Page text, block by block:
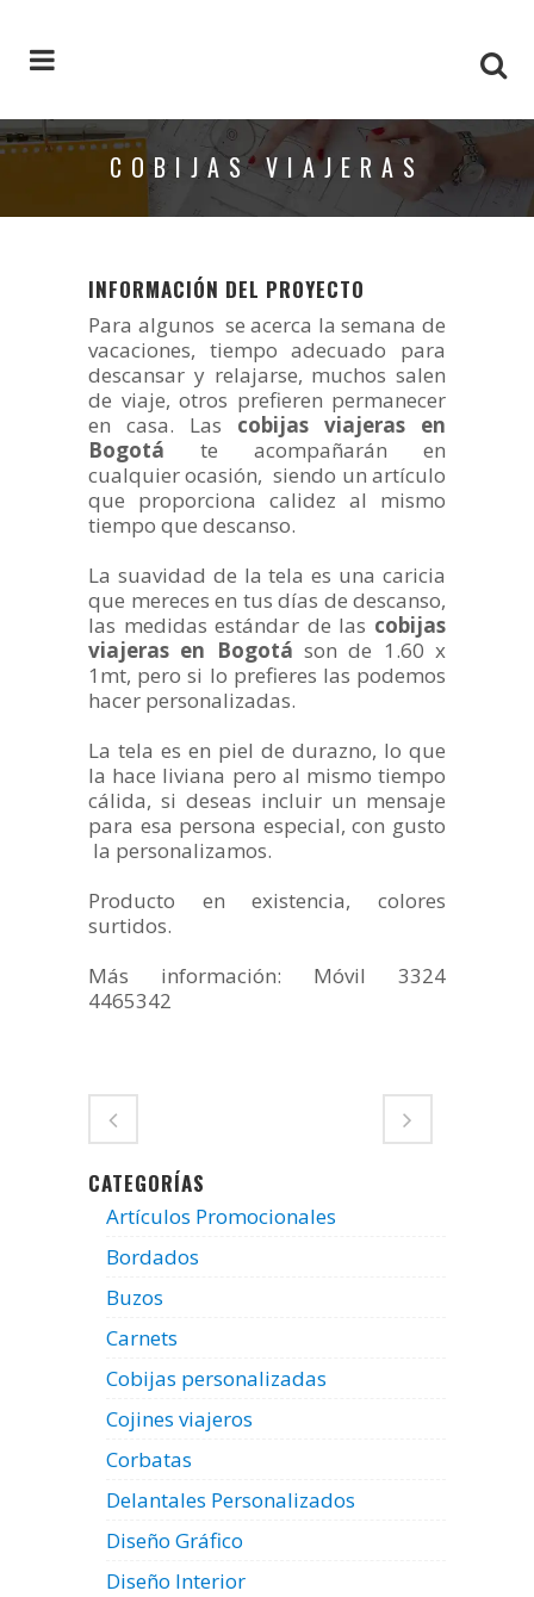
COBIJAS VIAJERAS
INFORMACIÓN DEL PROYECTO
Para algunos se acerca la semana de
vacaciones, tiempo adecuado para
descansar y relajarse, muchos salen
de viaje, otros prefieren permanecer
en casa. Las cobijas viajeras en
Bogotá te acompañarán en
cualquier ocasión, siendo un artículo
que proporciona calidez al mismo
tiempo que descanso.
La suavidad de la tela es una caricia
que mereces en tus días de descanso,
las medidas estándar de las cobijas
viajeras en Bogotá son de 1.60 x
1mt, pero si lo prefieres las podemos
hacer personalizadas.
La tela es en piel de durazno, lo que
la hace liviana pero al mismo tiempo
cálida, si deseas incluir un mensaje
para esa persona especial, con gusto
la personalizamos.
Producto en existencia, colores
surtidos.
Más información: Móvil 3324
4465342
CATEGORÍAS
Artículos Promocionales
Bordados
Buzos
Carnets
Cobijas personalizadas
Cojines viajeros
Corbatas
Delantales Personalizados
Diseño Gráfico
Diseño Interior